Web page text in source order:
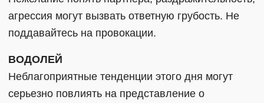
агрессия могут вызвать ответную грубость. Не
поддавайтесь на провокации.
ВОДОЛЕЙ
Неблагоприятные тенденции этого дня могут
серьезно повлиять на представление о